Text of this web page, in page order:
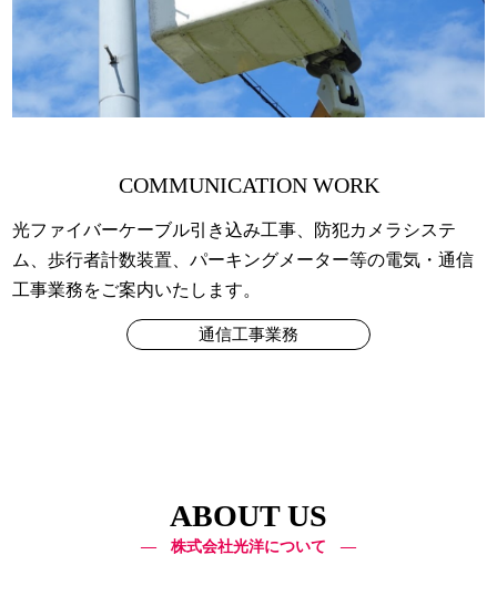
COMMUNICATION WORK
光ファイバーケーブル引き込み工事、防犯カメラシステ
ム、歩行者計数装置、パーキングメーター等の電気・通信
工事業務をご案内いたします。
通信工事業務
ABOUT US
株式会社光洋について